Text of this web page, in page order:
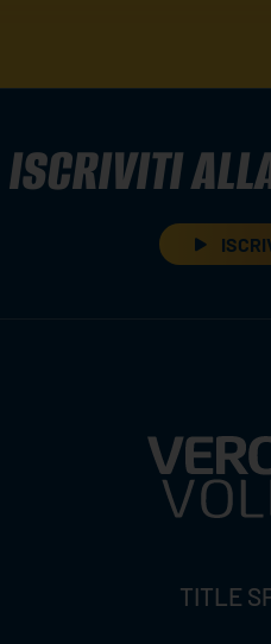
ISCRIVITI
TITLE